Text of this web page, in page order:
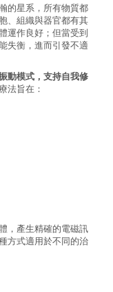
的星系，所有物質都
、組織與器官都有其
運作良好；但當受到
失衡，進而引發不適
動模式，支持自我修
法旨在：
，產生精確的電磁訊
方式適用於不同的治